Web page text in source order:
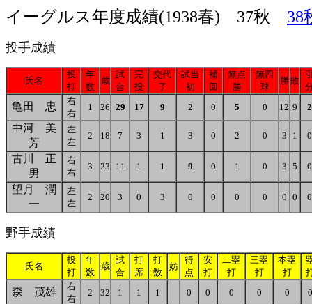
イーグルス年度成績(1938春) 37秋 38
投手成績
氏名
投
打
年
数
歳
試
合
完
投
交代
了
試当
初
補
回
無点
勝
無四
球
勝 敗
亀田 忠
右
右
1 26 29 17 9 2 0 5 0 12 9 2
中河 美
芳
左
左
2 18 7 3 1 3 0 2 0 3 1 0
古川 正
男
右
右
3 23 11 1 1 9 0 1 0 3 5 0
望月 潤
一
左
左
2 20 3 0 3 0 0 0 0 0 0 0
野手成績
氏名
投
打
年
数
歳
試
合
打
席
打
数
妨
得
点
安
打
二塁
打
三塁
打
本塁
打
森 茂雄
右
右
2 32 1 1 1 0 0 0 0 0 0